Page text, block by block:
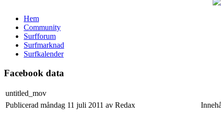
Hem
Community
Surfforum
Surfmarknad
Surfkalender
Facebook data
untitled_mov
Publicerad måndag 11 juli 2011 av Redax